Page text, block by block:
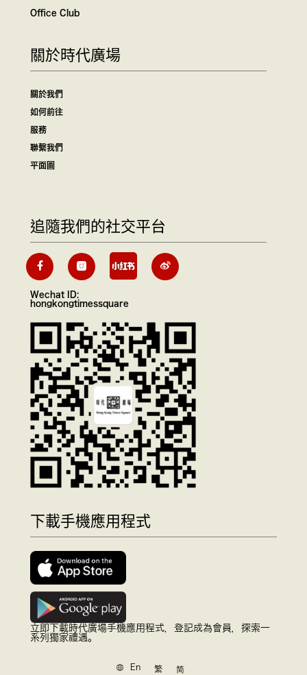
Office Club
關於時代廣場
關於我們
如何前往
服務
聯繫我們
平面圖
追隨我們的社交平台
Wechat ID:
hongkongtimessquare
下載手機應用程式
立即下載時代廣場手機應用程式，登記成為會員，探索一
系列獨家禮遇。
En 繁 简